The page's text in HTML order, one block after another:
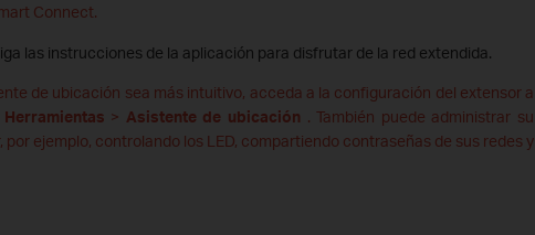
Connect.
las instrucciones de la aplicación para disfrutar de la red extendida.
de ubicación sea más intuitivo, acceda a la configuración del extensor a
Herramientas > Asistente de ubicación . También puede administrar su
por ejemplo, controlando los LED, compartiendo contraseñas de sus redes y